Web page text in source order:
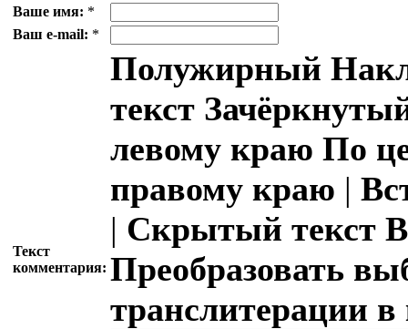
Ваше имя: *
Ваш e-mail: *
Текст
комментария:
Полужирный
текст
левому краю По
правому краю |
| Скрытый текст
Преобразовать
транслитерации